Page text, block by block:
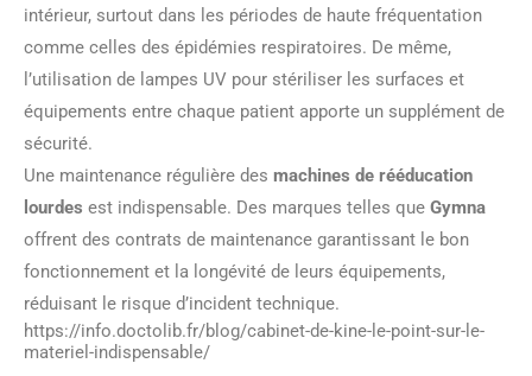
intérieur, surtout dans les périodes de haute fréquentation
comme celles des épidémies respiratoires. De même,
l’utilisation de lampes UV pour stériliser les surfaces et
équipements entre chaque patient apporte un supplément de
sécurité.
Une maintenance régulière des machines de rééducation
lourdes est indispensable. Des marques telles que Gymna
offrent des contrats de maintenance garantissant le bon
fonctionnement et la longévité de leurs équipements,
réduisant le risque d’incident technique.
https://info.doctolib.fr/blog/cabinet-de-kine-le-point-sur-le-
materiel-indispensable/